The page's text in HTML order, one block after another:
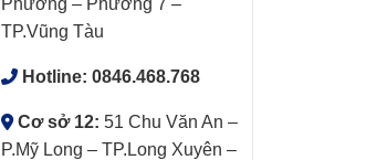
Phương – Phường 7 –
TP.Vũng Tàu
Hotline: 0846.468.768
Cơ sở 12: 51 Chu Văn An –
P.Mỹ Long – TP.Long Xuyên –